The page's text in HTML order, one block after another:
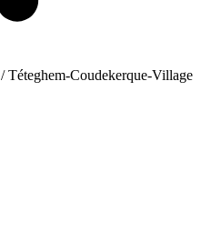
/ Téteghem-Coudekerque-Village